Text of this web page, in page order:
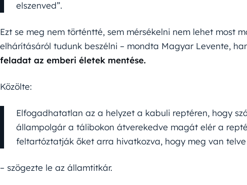
elszenved”.
Ezt se meg nem történtté, sem mérsékelni nem lehet most
elhárításáról tudunk beszélni – mondta Magyar Levente,
feladat az emberi életek mentése.
Közölte:
Elfogadhatatlan az a helyzet a kabuli reptéren, hogy
állampolgár a tálibokon átverekedve magát elér a
feltartóztatják őket arra hivatkozva, hogy meg van
– szögezte le az államtitkár.